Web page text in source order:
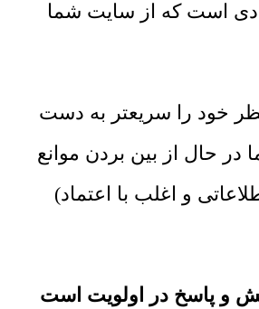
است که از سایت شما
خود را سریعتر به دست
در حال از بین بردن موانع
و اغلب با اعتماد)
و پاسخ در اولویت است